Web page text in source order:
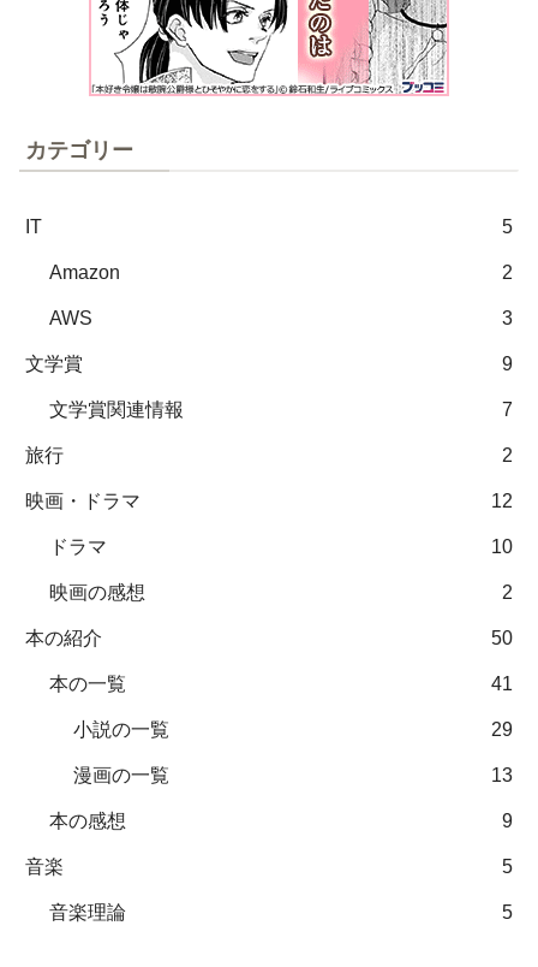
カテゴリー
IT 5
Amazon 2
AWS 3
文学賞 9
文学賞関連情報 7
旅行 2
映画・ドラマ 12
ドラマ 10
映画の感想 2
本の紹介 50
本の一覧 41
小説の一覧 29
漫画の一覧 13
本の感想 9
音楽 5
音楽理論 5